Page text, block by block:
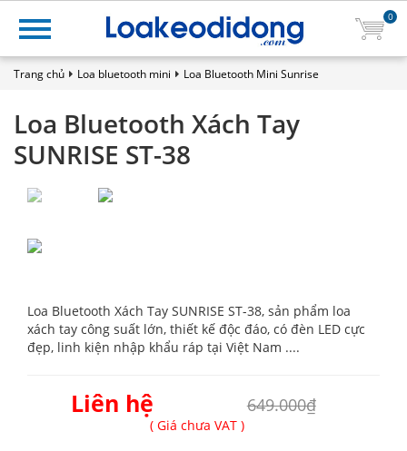
0
Trang chủ Loa bluetooth mini Loa Bluetooth Mini Sunrise
Loa Bluetooth Xách Tay
SUNRISE ST-38
Loa Bluetooth Xách Tay SUNRISE ST-38, sản phẩm loa
xách tay công suất lớn, thiết kế độc đáo, có đèn LED cực
đẹp, linh kiện nhập khẩu ráp tại Việt Nam ....
Liên hệ 649.000₫
( Giá chưa VAT )